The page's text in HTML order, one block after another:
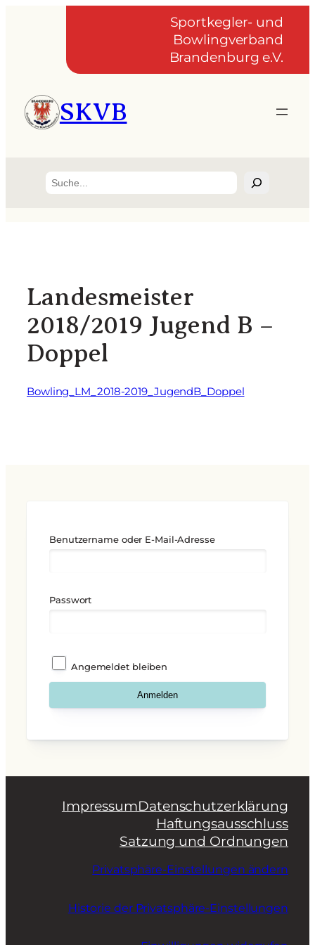
Sportkegler- und
Bowlingverband
Brandenburg e.V.
SKVB
Suchen
Landesmeister
2018/2019 Jugend B –
Doppel
Bowling_LM_2018-2019_JugendB_Doppel
Benutzername oder E-Mail-Adresse
Passwort
Angemeldet bleiben
ImpressumDatenschutzerklärung
Haftungsausschluss
Satzung und Ordnungen
Privatsphäre-Einstellungen ändern
Historie der Privatsphäre-Einstellungen